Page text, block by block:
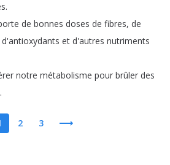
.
de bonnes doses de fibres, de
d'antioxydants et d'autres nutriments
notre métabolisme pour brûler des
.
2 3